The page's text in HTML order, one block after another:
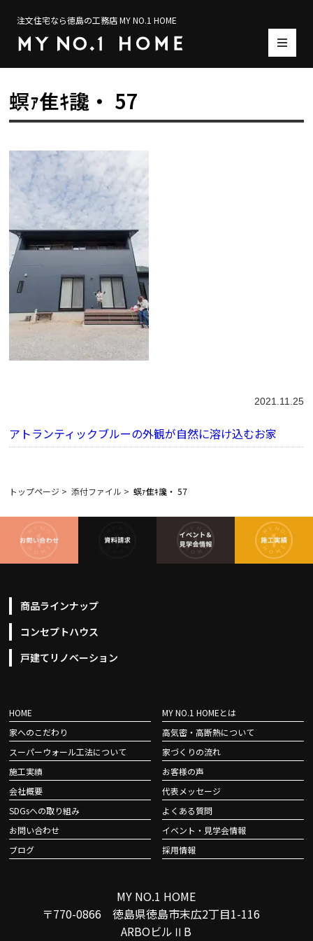
注文住宅なら徳島の工務店 MY NO.1 HOME
螟ｧ隹ｷ讒・ 57
2021.11.25
アトランティックブルーの外観が自然に溶け込むお家
トップページ > 添付ファイル > 螟ｧ隹ｷ讒・ 57
商品ラインナップ
コンセプトハウス
戸建てリノベーション
HOME
MY NO.1 HOMEとは
家へのこだわり
高気密・高断熱について
スーパーウォール工法について
家づくりの流れ
施工実績
お客様の声
会社概要
代表メッセージ
SDGsへの取り組み
よくある質問
お問い合わせ
イベント・見学会情報
ブログ
採用情報
MY NO.1 HOME
〒770-0866 徳島県徳島市末広2丁目1-116
ARBOビルⅡB